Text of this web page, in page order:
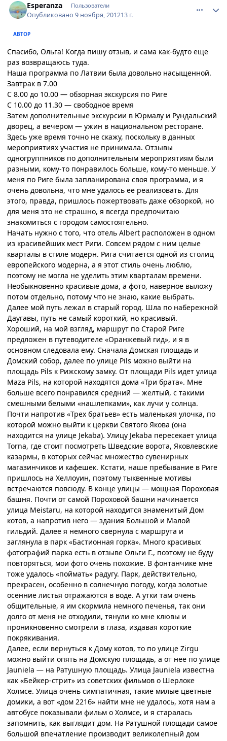
Esperanza Пользователи
Опубликовано9 ноября, 201213 г.
АВТОР
Спасибо, Ольга! Когда пишу отзыв, и сама как-будто еще
раз возвращаюсь туда.
Наша программа по Латвии была довольно насыщенной.
Завтрак в 7.00
С 8.00 до 10.00 — обзорная экскурсия по Риге
С 10.00 до 11.30 — свободное время
Затем дополнительные экскурсии в Юрмалу и Рундальский
дворец, а вечером — ужин в национальном ресторане.
Здесь уже время точно не скажу, поскольку в данных
мероприятиях участия не принимала. Отзывы
одногруппников по дополнительным мероприятиям были
разными, кому-то понравилось больше, кому-то меньше. У
меня по Риге была запланирована своя программа, и я
очень довольна, что мне удалось ее реализовать. Для
этого, правда, пришлось пожертвовать даже обзоркой, но
для меня это не страшно, я всегда предпочитаю
знакомиться с городом самостоятельно.
Начать нужно с того, что отель Albert расположен в одном
из красивейших мест Риги. Совсем рядом с ним целые
кварталы в стиле модерн. Рига считается одной из столиц
европейского модерна, а я этот стиль очень люблю,
поэтому не могла не уделить этим кварталам времени.
Необыкновенно красивые дома, а фото, наверное выложу
потом отдельно, потому что не знаю, какие выбрать.
Далее мой путь лежал в старый город. Шла по набережной
Даугавы, путь не самый короткий, но красивый.
Хороший, на мой взгляд, маршрут по Старой Риге
предложен в путеводителе «Оранжевый гид», и я в
основном следовала ему. Сначала Домская площадь и
Домский собор, далее по улице Pils можно выйти на
площадь Pils к Рижскому замку. От площади Pils идет улица
Maza Pils, на которой находятся дома «Три брата». Мне
больше всего понравился средний — желтый, с такими
смешными белыми «нашлепками», как лучи у солнца.
Почти напротив «Трех братьев» есть маленькая улочка, по
которой можно выйти к церкви Святого Якова (она
находится на улице Jekaba). Улицу Jekaba пересекает улица
Torna, где стоит посмотреть Шведские ворота, Яковлевские
казармы, в которых сейчас множество сувенирных
магазинчиков и кафешек. Кстати, наше пребывание в Риге
пришлось на Хеллоуин, поэтому тыквенные мотивы
встречаются повсюду. В конце улицы — мощная Пороховая
башня. Почти от самой Пороховой башни начинается
улица Meistaru, на которой находится знаменитый Дом
котов, а напротив него — здания Большой и Малой
гильдий. Далее я немного свернула с маршрута и
заглянула в парк «Бастионная горка». Много красивых
фотографий парка есть в отзыве Ольги Г., поэтому не буду
повторяться, мои фото очень похожие. В фонтанчике мне
тоже удалось «поймать» радугу. Парк, действительно,
прекрасен, особенно в солнечную погоду, когда золотые
осенние листья отражаются в воде. А утки там очень
общительные, я им скормила немного печенья, так они
долго от меня не отходили, тянули ко мне клювы и
проникновенно смотрели в глаза, издавая короткие
покрякивания.
Далее, если вернуться к Дому котов, то по улице Zirgu
можно выйти опять на Домскую площадь, а от нее по улице
Jauniela — на Ратушную площадь. Улица Jauniela известна
как «Бейкер-стрит» из советских фильмов о Шерлоке
Холмсе. Улица очень симпатичная, такие милые цветные
домики, а вот «дом 221б» найти мне не удалось, хотя нам а
автобусе показывали фильм о Холмсе, и я старалась
запомнить, как выглядит дом. На Ратушной площади самое
большой впечатление производит великолепный дом